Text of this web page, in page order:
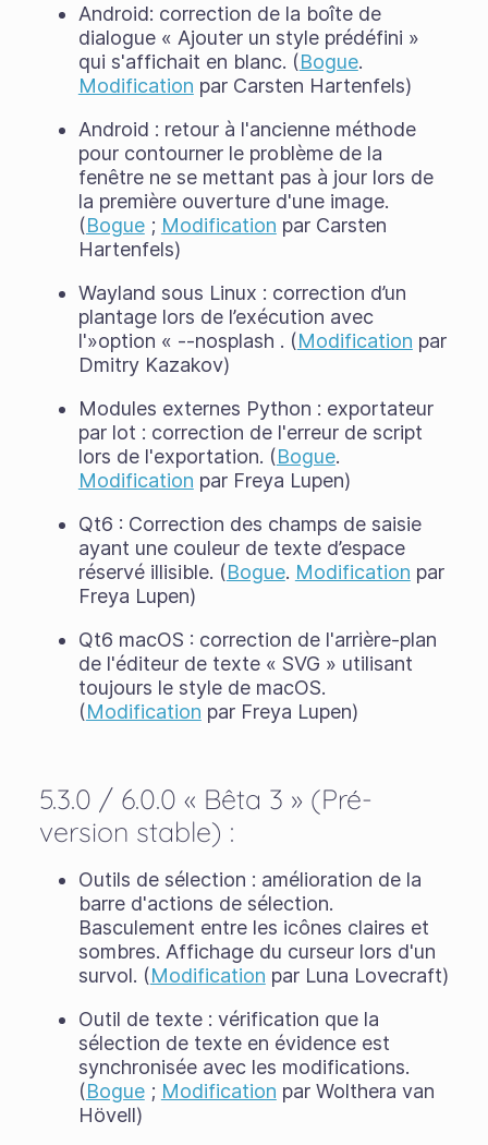
Android: correction de la boîte de
dialogue « Ajouter un style prédéfini »
qui s'affichait en blanc. (Bogue.
Modification par Carsten Hartenfels)
Android : retour à l'ancienne méthode
pour contourner le problème de la
fenêtre ne se mettant pas à jour lors de
la première ouverture d'une image.
(Bogue; Modification par Carsten
Hartenfels)
Wayland sous Linux : correction d’un
plantage lors de l’exécution avec
l'»option « --nosplash . (Modification par
Dmitry Kazakov)
Modules externes Python : exportateur
par lot : correction de l'erreur de script
lors de l'exportation. (Bogue.
Modification par Freya Lupen)
Qt6 : Correction des champs de saisie
ayant une couleur de texte d’espace
réservé illisible. (Bogue. Modification par
Freya Lupen)
Qt6 macOS : correction de l'arrière-plan
de l'éditeur de texte « SVG » utilisant
toujours le style de macOS.
(Modification par Freya Lupen)
5.3.0 / 6.0.0 « Bêta 3 » (Pré-
version stable) :
Outils de sélection : amélioration de la
barre d'actions de sélection.
Basculement entre les icônes claires et
sombres. Affichage du curseur lors d'un
survol. (Modification par Luna Lovecraft)
Outil de texte : vérification que la
sélection de texte en évidence est
synchronisée avec les modifications.
(Bogue; Modification par Wolthera van
Hövell)